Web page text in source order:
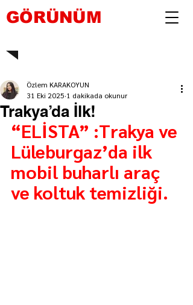
GÖRÜNÜM
Trakya’da İlk!
Özlem KARAKOYUN
31 Eki 2025 1 dakikada okunur
“ELİSTA” :Trakya ve
Lüleburgaz’da ilk
mobil buharlı araç
ve koltuk temizliği.